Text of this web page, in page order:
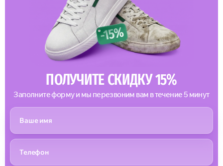
ПОЛУЧИТЕ СКИДКУ 15%
Заполните форму и мы перезвоним вам в течение 5 минут